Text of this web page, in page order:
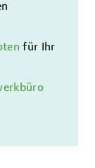
für Ihr